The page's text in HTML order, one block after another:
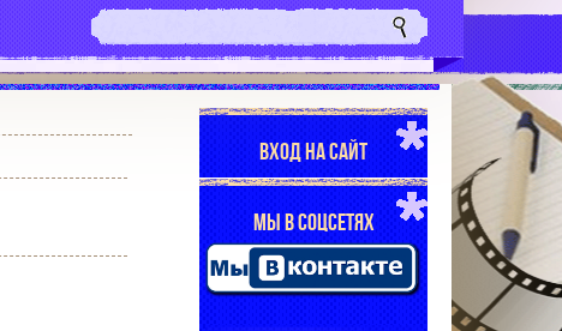
ВХОД НА САЙТ
МЫ В СОЦСЕТЯХ